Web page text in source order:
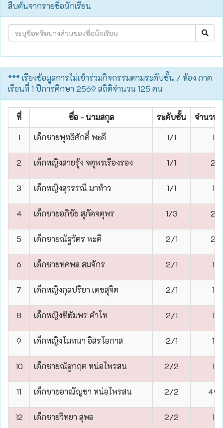
สืบค้นจากรายชื่อนักเรียน
*** เรียงข้อมูลการไม่เข้าร่วมกิจกรรมตามระดับชั้น / ห้อง ภาค
เรียนที่ 1 ปีการศึกษา 2569 สถิติจำนวน 125 คน
ที่ ชื่อ - นามสกุล ระดับชั้น
จำนวน
1
เด็กชายพุทธิศักดิ์ พะดี 1/1 1
2 เด็กหญิงสายรุ้ง จตุพรเรืองรอง 1/1 2
3 เด็กหญิงสุวรรณี มาท้าว 1/1 1
4 เด็กชายอภิชัย สุภัคจตุพร 1/3 2
5 เด็กชายณัฐวัตร พะดี 2/1 2
6 เด็กชายทศพล สมจักร 2/1 1
7 เด็กหญิงกุลปรียา เดชสุจิต 2/1 1
8 เด็กหญิงฑิฆัมพร คำโท 2/1 1
9 เด็กหญิงโมทนา อิสรโอกาส 2/1 1
10 เด็กชายณัฐกฤต หน่อไพรสน 2/2 1
11 เด็กชายอาณัญชา หน่อไพรสน 2/2 49
12 เด็กชายวิทยา สุพอ 2/2 1